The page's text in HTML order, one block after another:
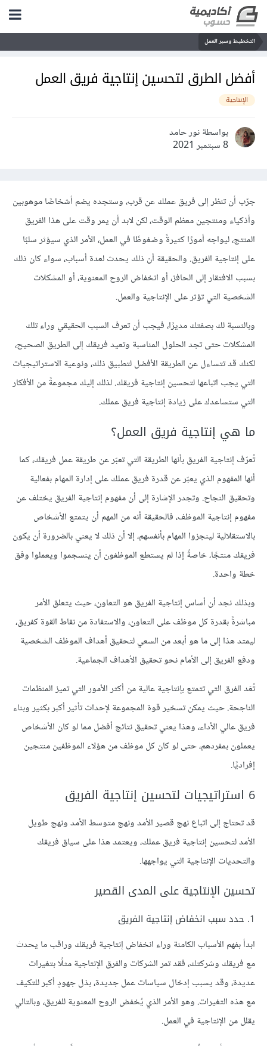
التخطيط وسير العمل
أفضل الطرق لتحسين إنتاجية فريق العمل
الإنتاجية
بواسطة نور حامد
8 سبتمبر 2021
جرّب أن تنظر إلى فريق عملك عن قرب، وستجده يضم أشخاصًا موهوبين
وأذكياء ومنتجين معظم الوقت، لكن لابد أن يمر وقت على هذا الفريق
المنتج، ليواجه أمورًا كثيرةً وضغوطًا في العمل، الأمر الذي سيؤثر سلبًا
على إنتاجية الفريق. والحقيقة أن ذلك يحدث لعدة أسباب، سواء كان ذلك
بسبب الافتقار إلى الحافز، أو انخفاض الروح المعنوية، أو المشكلات
الشخصية التي تؤثر على الإنتاجية والعمل.
وبالنسبة لك بصفتك مديرًا، فيجب أن تعرف السبب الحقيقي وراء تلك
المشكلات حتى تجد الحلول المناسبة وتعيد فريقك إلى الطريق الصحيح،
لكنك قد تتساءل عن الطريقة الأفضل لتطبيق ذلك، ونوعية الاستراتيجيات
التي يجب اتباعها لتحسين إنتاجية فريقك. لذلك إليك مجموعةً من الأفكار
التي ستساعدك على زيادة إنتاجية فريق عملك.
ما هي إنتاجية فريق العمل؟
تُعرّف إنتاجية الفريق بأنها الطريقة التي تعبّر عن طريقة عمل فريقك، كما
أنها المفهوم الذي يعبّر عن قدرة فريق عملك على إدارة المهام بفعالية
وتحقيق النجاح. وتجدر الإشارة إلى أن مفهوم إنتاجية الفريق يختلف عن
مفهوم إنتاجية الموظف، فالحقيقة أنه من المهم أن يتمتع الأشخاص
بالاستقلالية لينجزوا المهام بأنفسهم، إلا أن ذلك لا يعني بالضرورة أن يكون
فريقك منتجًا، خاصةً إذا لم يستطع الموظفون أن ينسجموا ويعملوا وفق
خطة واحدة.
وبذلك نجد أن أساس إنتاجية الفريق هو التعاون، حيث يتعلق الأمر
مباشرةً بقدرة كل موظف على التعاون، والاستفادة من نقاط القوة كفريق،
ليمتد هذا إلى ما هو أبعد من السعي لتحقيق أهداف الموظف الشخصية
ودفع الفريق إلى الأمام نحو تحقيق الأهداف الجماعية.
تُعَد الفرق التي تتمتع بإنتاجية عالية من أكثر الأمور التي تميز المنظمات
الناجحة. حيث يمكن تسخير قوة المجموعة لإحداث تأثير أكبر بكثير وبناء
فريق عالي الأداء، وهذا يعني تحقيق نتائج أفضل مما لو كان الأشخاص
يعملون بمفردهم، حتى لو كان كل موظف من هؤلاء الموظفين منتجين
إفراديًا.
6 استراتيجيات لتحسين إنتاجية الفريق
قد تحتاج إلى اتباع نهج قصير الأمد ونهج متوسط الأمد ونهج طويل
الأمد لتحسين إنتاجية فريق عملك، ويعتمد هذا على سياق فريقك
والتحديات الإنتاجية التي يواجهها.
تحسين الإنتاجية على المدى القصير
1. حدد سبب انخفاض إنتاجية الفريق
ابدأ بفهم الأسباب الكامنة وراء انخفاض إنتاجية فريقك وراقب ما يحدث
مع فريقك وشركتك، فقد تمر الشركات والفرق الإنتاجية مثلًا بتغيرات
عديدة، وقد يسبب إدخال سياسات عمل جديدة، بذل جهودٍ أكبر للتكيف
مع هذه التغيرات. وهو الأمر الذي يُخفض الروح المعنوية للفريق، وبالتالي
يقلل من الإنتاجية في العمل.